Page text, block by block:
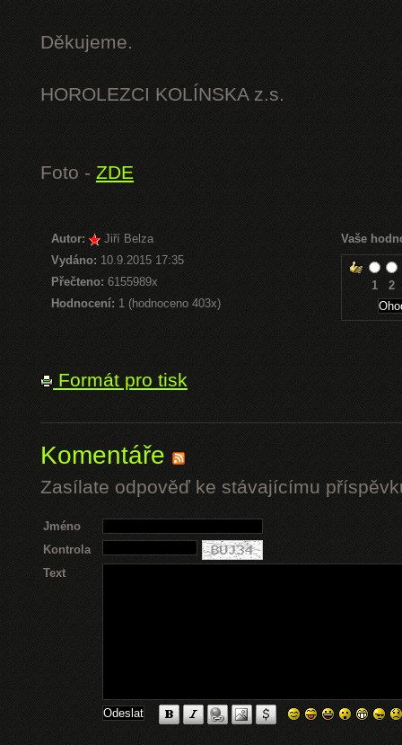
Děkujeme.
HOROLEZCI KOLÍNSKA z.s.
Foto - ZDE
Autor:
Jiří Belza
Vydáno: 10.9.2015 17:35
Přečteno:6155989x
Hodnocení: 1 (hodnoceno 403x)
Vaše
1 2
Formát pro tisk
Komentáře
Zasílate odpověď ke stávajícímu
Jméno
Kontrola
Text